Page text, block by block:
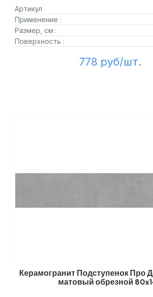
Артикул
Применение :
Размер, см :
Поверхность :
778 руб/шт.
Керамогранит Подступенок Про
матовый обрезной